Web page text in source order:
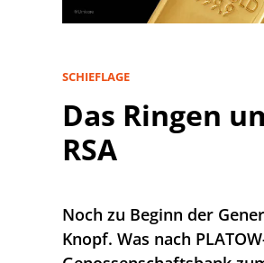
SCHIEFLAGE
Das Ringen
RSA
Noch zu Beginn der
Knopf. Was nach